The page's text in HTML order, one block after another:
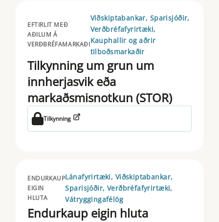
EFTIRLIT MEÐ
AÐILUM Á
VERÐBRÉFAMARKAÐI
Viðskiptabankar, Sparisjóðir,
Verðbréfafyrirtæki,
Kauphallir og aðrir
tilboðsmarkaðir
Tilkynning um grun um
innherjasvik eða
markaðsmisnotkun (STOR)
Tilkynning
ENDURKAUP
EIGIN
HLUTA
Lánafyrirtæki, Viðskiptabankar,
Sparisjóðir, Verðbréfafyrirtæki,
Vátryggingafélög
Endurkaup eigin hluta